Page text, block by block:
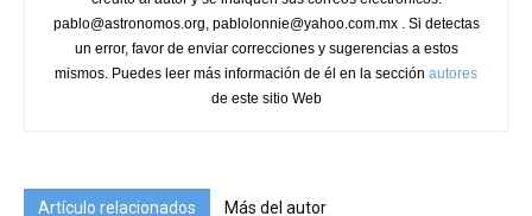
pablo@astronomos.org, pablolonnie@yahoo.com.mx . Si detectas
un error, favor de enviar correcciones y sugerencias a estos
mismos. Puedes leer más información de él en la sección autores
de este sitio Web
Artículo relacionados Más del autor